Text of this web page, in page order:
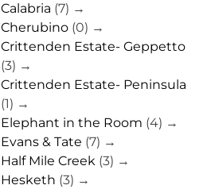
Calabria (7) →
Cherubino (0) →
Crittenden Estate- Geppetto
(3) →
Crittenden Estate- Peninsula
(1) →
Elephant in the Room (4) →
Evans & Tate (7) →
Half Mile Creek (3) →
Hesketh (3) →